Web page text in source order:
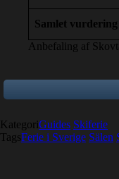
Samlet vurdering
Anbefaling af
KategoriGuides Skiferie
TagsFerie i Sverige Sälen